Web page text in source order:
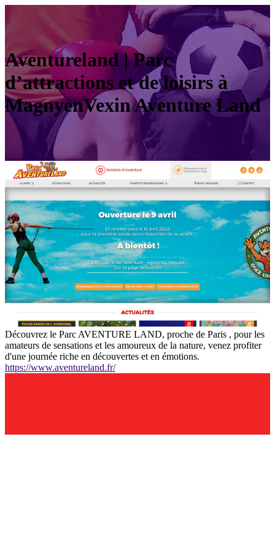
Aven­ture­land | Parc
d’attractions et de loisirs à
MagnyenVexin Aventure Land
Découvrez le Parc AVENTURE LAND, proche de Paris , pour les
amateurs de sensations et les amoureux de la nature, venez profiter
d'une journée riche en découvertes et en émotions.
https://www.aventureland.fr/